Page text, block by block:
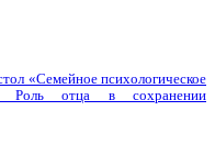
«Семейное психологическое
Роль отца в сохранении